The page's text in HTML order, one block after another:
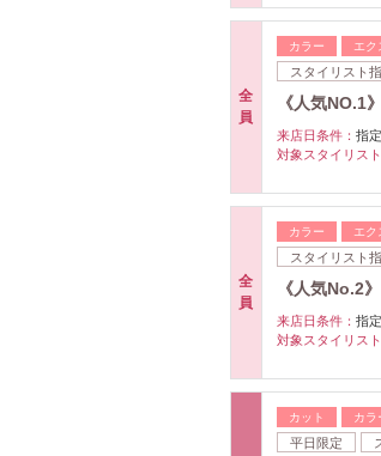
全
員
カラー エク
スタイリスト
《人気
来店日条件： 指
対象スタイリスト
全
員
カラー エク
スタイリスト
《人気No.2
来店日条件： 指
対象スタイリスト
カット カラ
平日限定